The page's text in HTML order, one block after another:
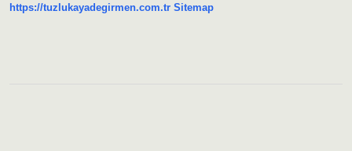
https://tuzlukayadegirmen.com.tr Sitemap